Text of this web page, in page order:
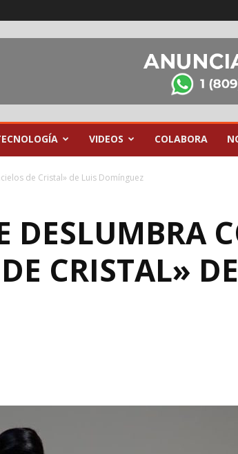
VIDEOS COLABORA
de Cristal» de Luis Domínguez
DESLUMBRA
CRISTAL»